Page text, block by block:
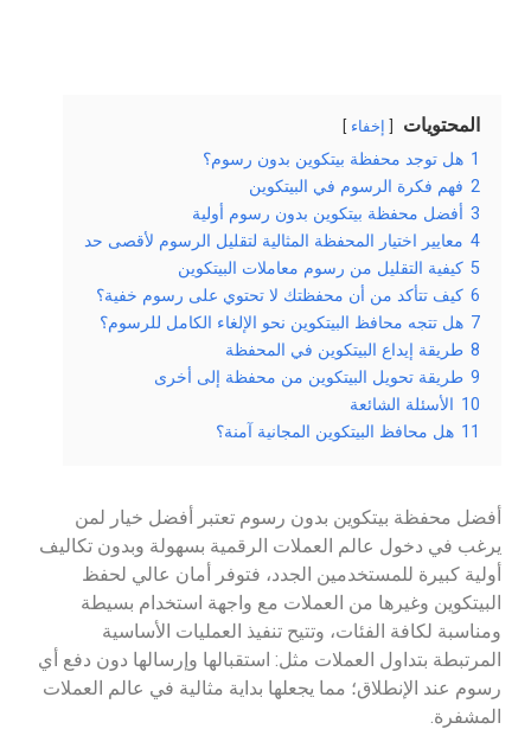
المحتويات إخفاء
1 هل توجد محفظة بيتكوين بدون رسوم؟
2 فهم فكرة الرسوم في البيتكوين
3 أفضل محفظة بيتكوين بدون رسوم أولية
4 معايير اختيار المحفظة المثالية لتقليل الرسوم لأقصى حد
5 كيفية التقليل من رسوم معاملات البيتكوين
6 كيف تتأكد من أن محفظتك لا تحتوي على رسوم خفية؟
7 هل تتجه محافظ البيتكوين نحو الإلغاء الكامل للرسوم؟
8 طريقة إيداع البيتكوين في المحفظة
9 طريقة تحويل البيتكوين من محفظة إلى أخرى
10 الأسئلة الشائعة
11 هل محافظ البيتكوين المجانية آمنة؟
أفضل محفظة بيتكوين بدون رسوم تعتبر أفضل خيار لمن
يرغب في دخول عالم العملات الرقمية بسهولة وبدون تكاليف
أولية كبيرة للمستخدمين الجدد، فتوفر أمان عالي لحفظ
البيتكوين وغيرها من العملات مع واجهة استخدام بسيطة
ومناسبة لكافة الفئات، وتتيح تنفيذ العمليات الأساسية
المرتبطة بتداول العملات مثل: استقبالها وإرسالها دون دفع أي
رسوم عند الإنطلاق؛ مما يجعلها بداية مثالية في عالم العملات
المشفرة.